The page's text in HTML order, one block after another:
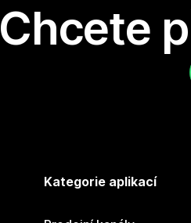
Chcete
Kategorie aplikací